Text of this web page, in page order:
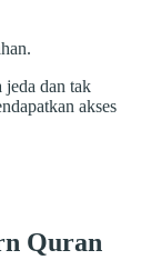
jeda dan tak
akses
Quran